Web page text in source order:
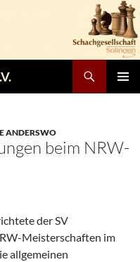
ANDERSWO
beim NRW-
der SV
Meisterschaften im
allgemeinen